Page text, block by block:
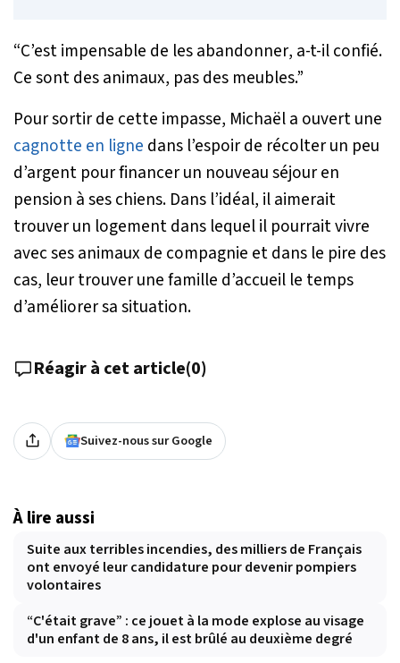
“C’est impensable de les abandonner, a-t-il confié.
Ce sont des animaux, pas des meubles.”
Pour sortir de cette impasse, Michaël a ouvert une
cagnotte en ligne dans l’espoir de récolter un peu
d’argent pour financer un nouveau séjour en
pension à ses chiens. Dans l’idéal, il aimerait
trouver un logement dans lequel il pourrait vivre
avec ses animaux de compagnie et dans le pire des
cas, leur trouver une famille d’accueil le temps
d’améliorer sa situation.
Réagir à cet article(0)
Suivez-nous sur Google
À lire aussi
Suite aux terribles incendies, des milliers de Français
ont envoyé leur candidature pour devenir pompiers
volontaires
“C'était grave” : ce jouet à la mode explose au visage
d'un enfant de 8 ans, il est brûlé au deuxième degré